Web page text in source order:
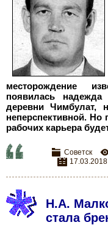
месторождение
появилась надежда
деревни Чимбулат,
неперспективной.
рабочих карьера
Советск
17.03.2018
Н.А.
стала